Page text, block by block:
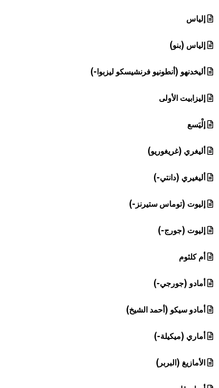
إلياس
إلياس (بنو)
أليخدنهو (أنطونيو فرنشيسكو ليزبوا-)
إليزابيت الأولى
إلْيَسع
أليغري (غريغوريو)
أليغيري (دانتي-)
إليوت (توماس ستيرنز-)
إليوت (جورج-)
أم كلثوم
أمادو (جورجي-)
أمادو سيكو (أحمد الشيخ)
أماري (ميكيلة-)
الأمازيغ (البربر)